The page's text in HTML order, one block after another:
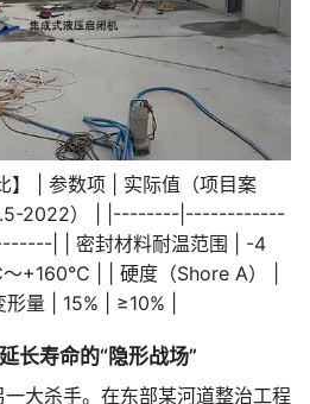
】 | 参数项 | 实际值（项目案
2022） | |--------|------------
| | 密封材料耐温范围 | -4
| | 硬度（Shore A） |
量 | 15% | ≥10% |
长寿命的“隐形战场”
大杀手。在东部某河道整治工程